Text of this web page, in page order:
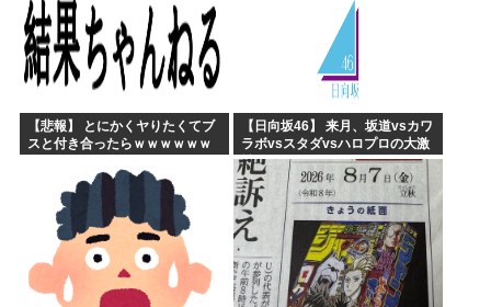
【悲報】 とにかくヤりたくてブ
スと付き合ったらｗｗｗｗｗｗ
【日向坂46】 来月、坂道vsカワ
ラボvsスタダvsハロプロの大激
戦